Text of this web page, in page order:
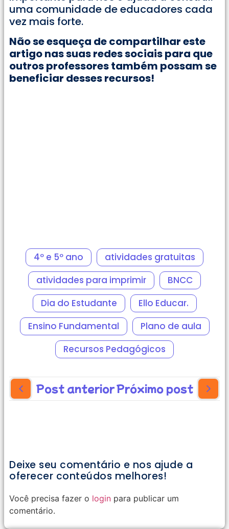
uma comunidade de educadores cada
vez mais forte.
Não se esqueça de compartilhar este
artigo nas suas redes sociais para que
outros professores também possam se
beneficiar desses recursos!
4º e 5º ano
atividades gratuitas
atividades para imprimir
BNCC
Dia do Estudante
Ello Educar.
Ensino Fundamental
Plano de aula
Recursos Pedagógicos
Post anteriorPróximo post
Deixe seu comentário e nos ajude a
oferecer conteúdos melhores!
Você precisa fazer o login para publicar um
comentário.